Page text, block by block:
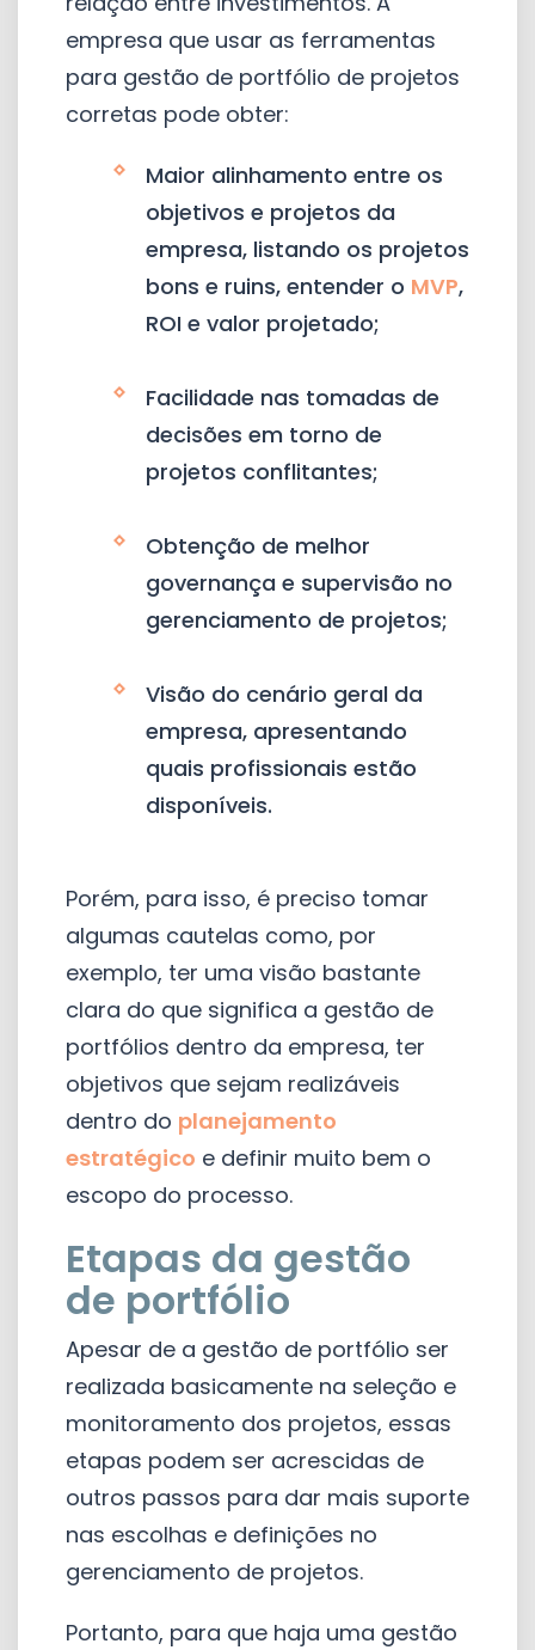
empresa que usar as ferramentas
para gestão de portfólio de projetos
corretas pode obter:
Maior alinhamento entre os
objetivos e projetos da
empresa, listando os projetos
bons e ruins, entender o MVP,
ROI e valor projetado;
Facilidade nas tomadas de
decisões em torno de
projetos conflitantes;
Obtenção de melhor
governança e supervisão no
gerenciamento de projetos;
Visão do cenário geral da
empresa, apresentando
quais profissionais estão
disponíveis.
Porém, para isso, é preciso tomar
algumas cautelas como, por
exemplo, ter uma visão bastante
clara do que significa a gestão de
portfólios dentro da empresa, ter
objetivos que sejam realizáveis
dentro do planejamento
estratégico e definir muito bem o
escopo do processo.
Etapas da gestão
de portfólio
Apesar de a gestão de portfólio ser
realizada basicamente na seleção e
monitoramento dos projetos, essas
etapas podem ser acrescidas de
outros passos para dar mais suporte
nas escolhas e definições no
gerenciamento de projetos.
Portanto, para que haja uma gestão